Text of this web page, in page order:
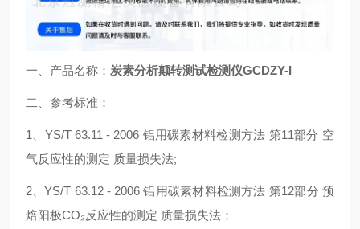
一、产品名称： 炭素分析颠转测试检测仪GCDZY-I
二、参考标准：
1、YS/T 63.11 - 2006 铝用碳素材料检测方法 第11部分 空
气反应性的测定 质量损失法;
2、YS/T 63.12 - 2006 铝用碳素材料检测方法 第12部分 预
焙阳极CO₂反应性的测定 质量损失法；